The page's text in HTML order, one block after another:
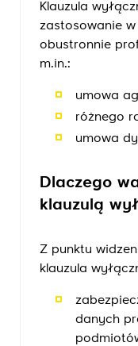
Klauzula
zastosowanie
obustronnie
m.in.:
umowa
różnego
umowa
Dlaczego
klauzulą
Z punktu
klauzula
danych